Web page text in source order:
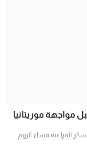
مواجهة موريتانيا
الفراعنة مساء اليوم